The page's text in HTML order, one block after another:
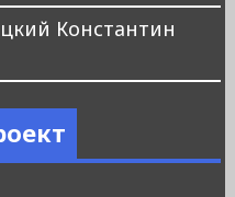
Константин